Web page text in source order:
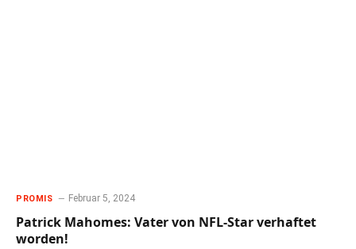
PROMIS Februar 5, 2024
Patrick Mahomes: Vater von NFL-Star verhaftet
worden!